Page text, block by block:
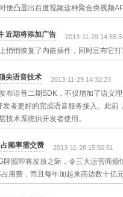
便凸显出百度视频这种聚合类视频
近期将添加广告 2013-11-29
悄悄恢复了内嵌插件，同时宣布它
尖语音技术 2013-11-29 14:32:23
布语音二期SDK，不仅增加了语义
者更好的完成语音服务接入。此前
技术系统供开发者使用。
频率需交费 2013-11-28 15:50:51
牌照即将发放之际，令三大运营商
用费，而且每年加起来高达数十亿